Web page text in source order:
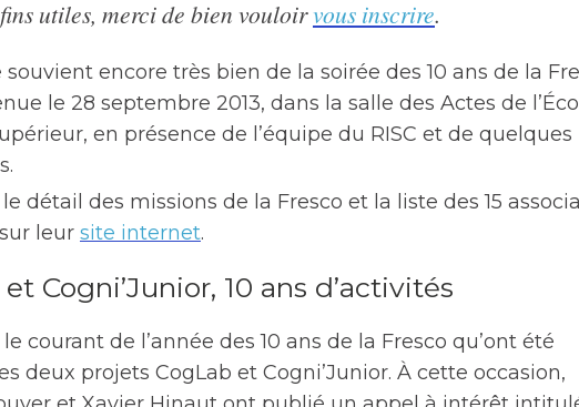
utiles, merci de bien vouloirvous inscrire.
souvient encore très bien de la soirée des 10 ans de la
le 28 septembre 2013, dans la salle des Actes de
en présence de l’équipe du RISC et de quelques
détail des missions de la Fresco et la liste des 15
leur site internet.
Cogni’Junior, 10 ans d’activités
le courant de l’année des 10 ans de la Fresco qu’ont été
deux projets CogLab et Cogni’Junior. À cette occasion,